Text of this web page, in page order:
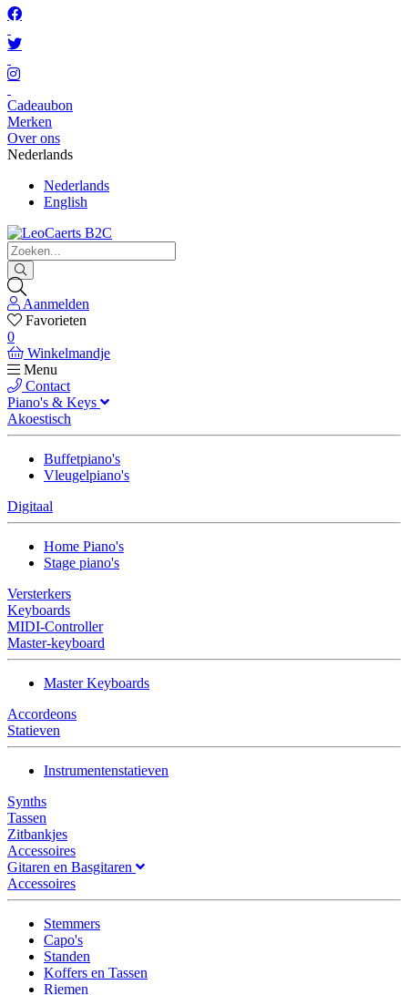
Cadeaubon
Merken
Over ons
Nederlands
Nederlands
English
Aanmelden
Favorieten
0
Winkelmandje
Menu
Contact
Piano's & Keys
Akoestisch
Buffetpiano's
Vleugelpiano's
Digitaal
Home Piano's
Stage piano's
Versterkers
Keyboards
MIDI-Controller
Master-keyboard
Master Keyboards
Accordeons
Statieven
Instrumentenstatieven
Synths
Tassen
Zitbankjes
Accessoires
Gitaren en Basgitaren
Accessoires
Stemmers
Capo's
Standen
Koffers en Tassen
Riemen